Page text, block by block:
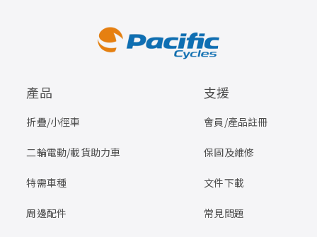
產品
折疊/小徑車
二輪電動/載貨助力車
特需車種
周邊配件
支援
會員/產品註冊
保固及維修
文件下載
常見問題